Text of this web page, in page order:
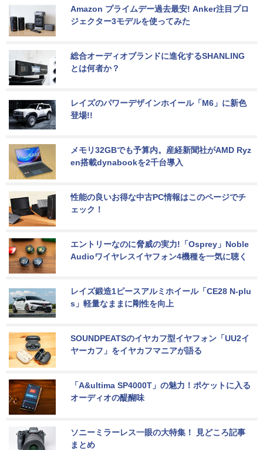
Amazon プライムデー過去最安! Anker注目プロ
ジェクター3モデルを使ってみた
総合オーディオブランドに進化するSHANLING
とは何者か？
レイズのパワーデザインホイール「M6」に新色
登場!!
メモリ32GBでも予算内。産経新聞社がAMD Ryz
en搭載dynabookを2千台導入
性能の良いお得な中古PC情報はこのページでチ
ェック！
エントリーなのに脅威の実力!「Osprey」Noble
Audioワイヤレスイヤフォン4機種を一気に聴く
レイズ鍛造1ピースアルミホイール「CE28 N-plu
s」軽量なままに剛性を向上
SOUNDPEATSのイヤカフ型イヤフォン「UU2イ
ヤーカフ」をイヤカフマニアが語る
「A&ultima SP4000T」の魅力！ポケットに入る
オーディオの醍醐味
ソニーミラーレス一眼の大特集！ 見どころ記事
まとめ